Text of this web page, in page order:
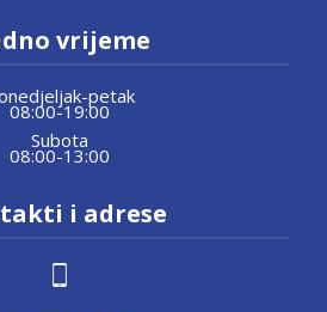
vrijeme
petak
08:00-19:00
Subota
08:00-13:00
i adrese